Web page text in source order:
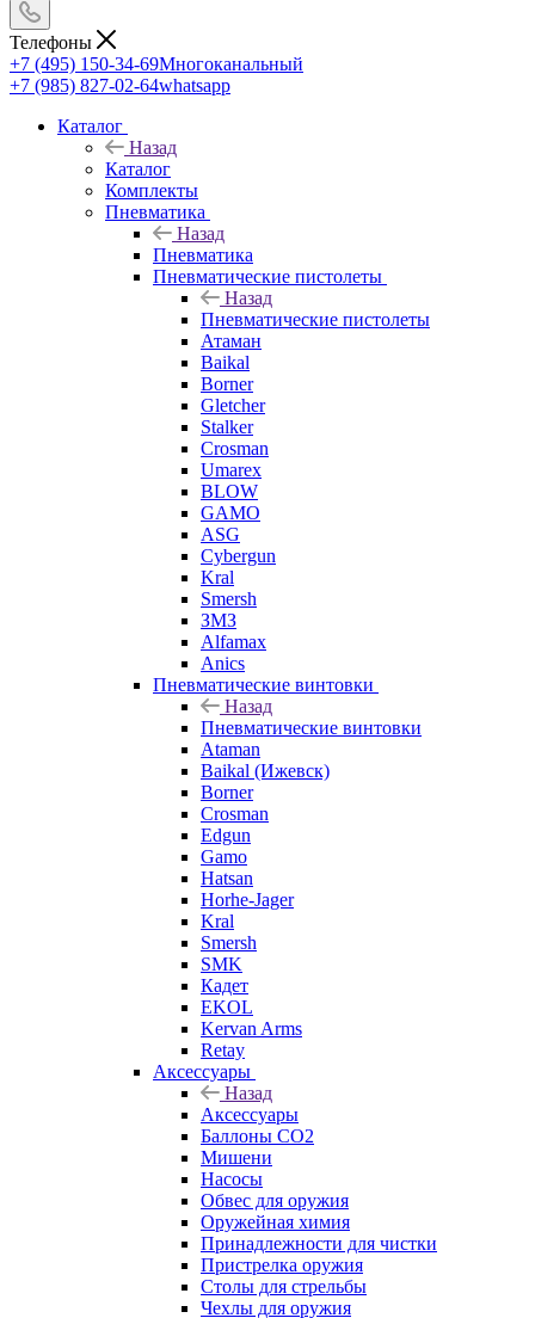
Телефоны
+7 (495) 150-34-69Многоканальный
+7 (985) 827-02-64whatsapp
Каталог
Назад
Каталог
Комплекты
Пневматика
Назад
Пневматика
Пневматические пистолеты
Назад
Пневматические пистолеты
Атаман
Baikal
Borner
Gletcher
Stalker
Crosman
Umarex
BLOW
GAMO
ASG
Cybergun
Kral
Smersh
ЗМЗ
Alfamax
Anics
Пневматические винтовки
Назад
Пневматические винтовки
Ataman
Baikal (Ижевск)
Borner
Crosman
Edgun
Gamo
Hatsan
Horhe-Jager
Kral
Smersh
SMK
Кадет
EKOL
Kervan Arms
Retay
Аксессуары
Назад
Аксессуары
Баллоны СО2
Мишени
Насосы
Обвес для оружия
Оружейная химия
Принадлежности для чистки
Пристрелка оружия
Столы для стрельбы
Чехлы для оружия